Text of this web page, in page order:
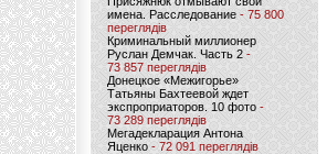
имена. Расследование - 75 800
переглядів
Криминальный миллионер
Руслан Демчак. Часть 2-
73 857 переглядів
Донецкое «Межигорье»
Татьяны Бахтеевой ждет
экспроприаторов. 10 фото -
73 289 переглядів
Мегадекларация Антона
Яценко - 72 091 переглядів